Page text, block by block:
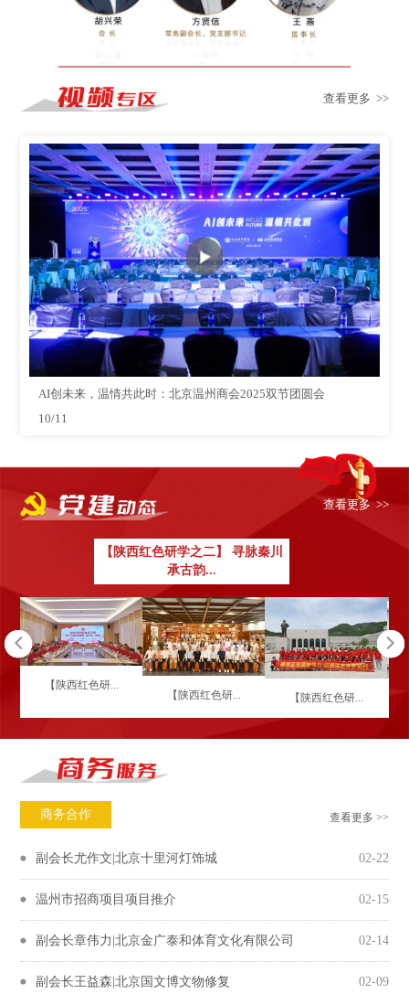
查看更多 >>
AI创未来，温情共此时：北京温州商会2025双节团圆会
10/11
查看更多 >>
【陕西红色研...
【陕西红色研...
【陕西红色研学之二】 寻脉秦川
承古韵...
【陕西红色研...
商务合作 查看更多 >>
副会长尤作文|北京十里河灯饰城 02-22
温州市招商项目项目推介 02-15
副会长章伟力|北京金广泰和体育文化有限公司 02-14
副会长王益森|北京国文博文物修复 02-09